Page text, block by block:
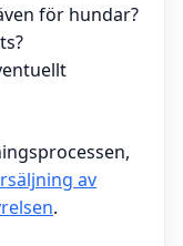
för hundar?
av
.